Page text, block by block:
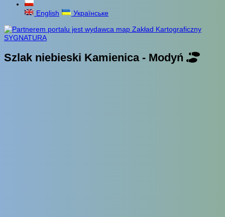
English Українське
Szlak niebieski Kamienica - Modyń